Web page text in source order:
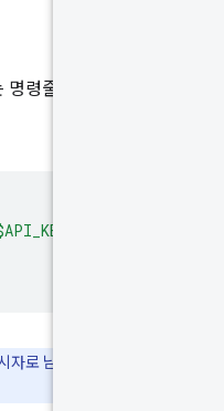
령줄에서 curl을 사용하여 출
자로 남아 있습니다.